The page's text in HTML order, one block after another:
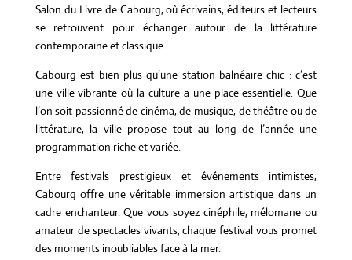
Salon du Livre de Cabourg, où écrivains, éditeurs et lecteurs
se retrouvent pour échanger autour de la littérature
contemporaine et classique.
Cabourg est bien plus qu’une station balnéaire chic : c’est
une ville vibrante où la culture a une place essentielle. Que
l’on soit passionné de cinéma, de musique, de théâtre ou de
littérature, la ville propose tout au long de l’année une
programmation riche et variée.
Entre festivals prestigieux et événements intimistes,
Cabourg offre une véritable immersion artistique dans un
cadre enchanteur. Que vous soyez cinéphile, mélomane ou
amateur de spectacles vivants, chaque festival vous promet
des moments inoubliables face à la mer.